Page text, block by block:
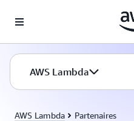
AWS Lambda
AWS Lambda Partenaires